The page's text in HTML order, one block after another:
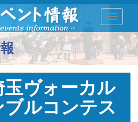
玉ヴォーカル
ルコンテス